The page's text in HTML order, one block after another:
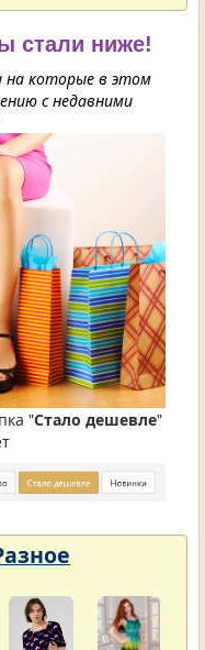
стали ниже!
которые в этом
с недавними
"Стало дешевле"